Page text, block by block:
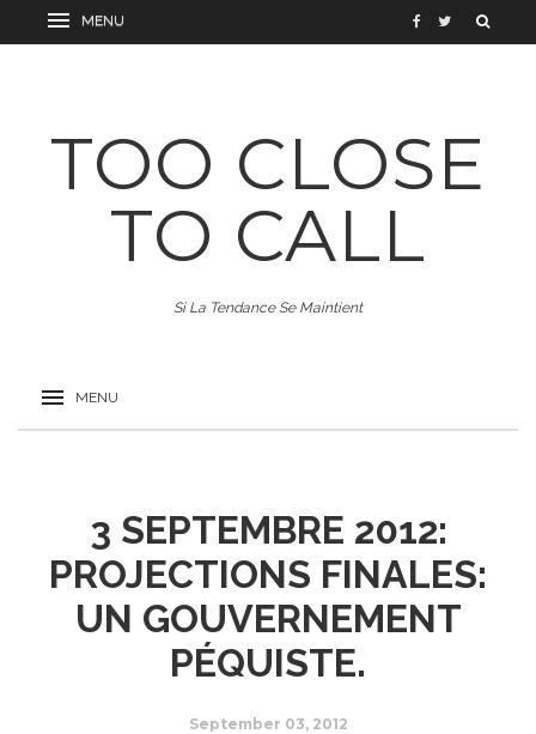
TOO CLOSE
TO CALL
Si La Tendance Se Maintient
3 SEPTEMBRE 2012:
PROJECTIONS FINALES:
UN GOUVERNEMENT
PÉQUISTE.
September 03, 2012